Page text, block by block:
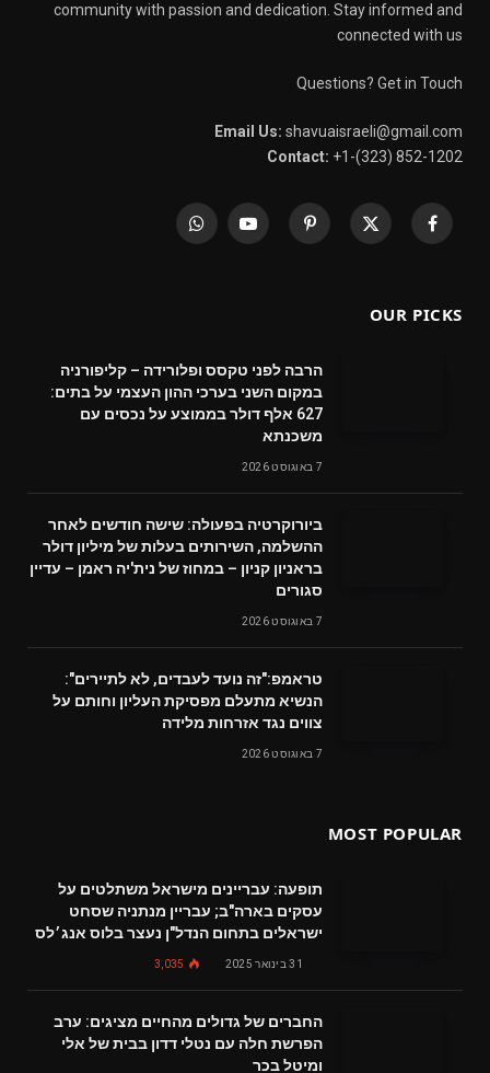
community with passion and dedication. Stay informed and
connected with us
Questions? Get in Touch
Email Us: shavuaisraeli@gmail.com
Contact: +1-(323) 852-1202
Facebook
X
Pinterest
YouTube
WhatsApp
OUR PICKS
הרבה לפני טקסס ופלורידה – קליפורניה
במקום השני בערכי ההון העצמי על בתים:
627 אלף דולר בממוצע על נכסים עם
משכנתא
7 באוגוסט 2026
ביורוקרטיה בפעולה: שישה חודשים לאחר
ההשלמה, השירותים בעלות של מיליון דולר
בראניון קניון – במחוז של נית'יה ראמן – עדיין
סגורים
7 באוגוסט 2026
טראמפ:"זה נועד לעבדים, לא לתיירים":
הנשיא מתעלם מפסיקת העליון וחותם על
צווים נגד אזרחות מלידה
7 באוגוסט 2026
MOST POPULAR
תופעה: עבריינים מישראל משתלטים על
עסקים בארה"ב; עבריין מנתניה שסחט
ישראלים בתחום הנדל"ן נעצר בלוס אנג׳לס
31 בינואר 2025 3,035
החברים של גדולים מהחיים מציגים: ערב
הפרשת חלה עם נטלי דדון בבית של אלי
ומיטל בכר